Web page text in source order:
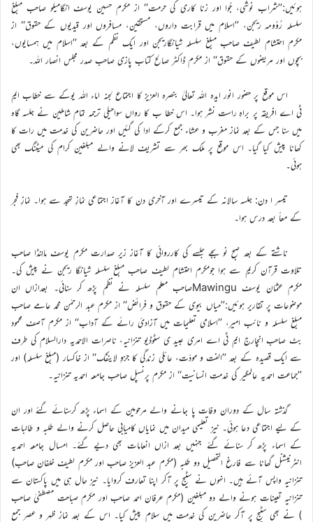
ہوئیں:’’شراب نوشی، جُوا اور زنا کاری کی حرمت‘‘ از مکرم حسین یوسف انگامیلو صاحب مبلغ
سلسلہ رُوُومہ ریجن، ’’اسلام میں قرابت داروں، مستحقین، مسافروں اور قیدیوں کے حقوق‘‘ از
مکرم احتشام لطیف صاحب مبلغ سلسلہ شیانگاریجن اور ایک نظم کے بعد ’’اسلام میں ہمسایوں،
بچوں اور مریضوں کے حقوق‘‘ از مکرم ڈاکٹر صالح کتاب پازی صاحب صدر مجلس انصار اللہ۔
اس موقع پر حضور انور ایدہ اللہ تعالیٰ بنصرہ العزیز کا اجتماع لجنہ اماء اللہ یوکے سے خطاب ایم
ٹی اے افریقہ پر براہِ راست نشر ہوا۔ اس خطا ب کا رواں سواحیلی ترجمہ تمام شاملین نے جلسہ گاہ
میں سنا جس کے بعد نماز مغرب و عشاء جمع کرکے ادا کی گئیں اور حاضرین کی خدمت میں رات کا
کھانا پیش کیا گیا۔ اس موقع پر ملک بھر سے تشریف لانے والے مبلغین کرام کی میٹنگ بھی
ہوئی۔
تیسر ا دن: جلسہ سالانہ کے تیسرے اور آخری دن کا آغاز اجتماعی نمازِ تہجد سے ہوا۔ نمازِ فجر
کے معاً بعد درس ہوا۔
ناشتے کے بعد صبح نو بجے جلسے کی کارروائی کا آغاز زیر صدارت مکرم یوسف مالِنڈا صاحب
تلاوت قرآن کریم سے ہوا جومکرم احتشام لطیف صاحب مبلغ سلسلہ شیانگا ریجن نے پیش کی۔
مکرم عثمان یوسف Mawinguصاحب معلم سلسلہ نے نظم پڑھ کر سنائی۔ بعدازاں ان
موضوعات پر تقاریر ہوئیں:’’میاں بیوی کے حقوق و فرائض‘‘ از مکرم عبد الرحمٰن محمد عامے صاحب
مبلغ سلسلہ و نائب امیر، ’’اسلامی تعلیمات میں آزادیٔ رائے کے آداب‘‘ از مکرم آصف محمود
بٹ صاحب انچارج ایم ٹی اے امری عبید ی سٹوڈیو تنزانیہ، ناصرات الاحمدیہ دارالسلام کی طرف
سے ایک قصیدہ کے بعد ’’الفت و مودّت، عائلی زندگی کا جزوِ لاینفک‘‘ از خاکسار (مبلغ سلسلہ) اور
’’جماعت احمدیہ عالمگیر کی خدمتِ انسانیت‘‘ از مکرم پرنسپل صاحب جامعہ احمدیہ تنزانیہ۔
گذشتہ سال کے دوران وفات پا جانے والے مرحومین کے اسماء پڑھ کرسنائے گئے اور ان
کے لیے اجتماعی دعا ہوئی۔ نیز تعلیمی میدان میں نمایاں کامیابی حاصل کرنے والے طلبہ و طالبات
کے اسماء پڑھ کر سنائے گئے جنہیں بعد ازاں انعامات بھی دیے گئے۔ امسال جامعہ احمدیہ
انٹرنیشنل گھانا سے فارغ التحصیل دو طلبہ (مکرم عبد العزیز صاحب اور مکرم لطیف خلفان صاحب)
تنزانیہ واپس آئے ہیں۔ انہوں نے سٹیج پر آکر اپنا تعارف کروایا۔ نیز حال ہی میں پاکستان سے
تنزانیہ تعینات ہونے والے دو مبلغین (مکرم عرفان احمد صاحب اور مکرم صباحت مصطفیٰ صاحب
) نے بھی سٹیج پر آکر حاضرین کی خدمت میں سلام پیش کیا۔ اس کے بعد نماز ظہر و عصر جمع